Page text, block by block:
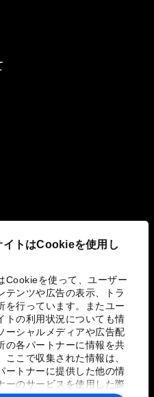
イトはCookieを使用し
Cookieを使って、ユーザー
テンツや広告の表示、トラ
を行っています。またユー
トの利用状況についても情
ーシャルメディアや広告配
の各パートナーに情報を共
ここで収集された情報は、
ートナーに提供した他の情
ーのサービスを使用した際